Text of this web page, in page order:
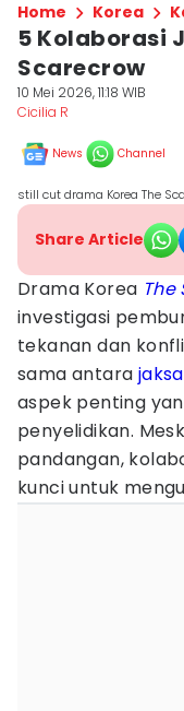
Home Korea
5 Kolaborasi
Scarecrow
10 Mei 2026, 11:18 WIB
Cicilia R
News Channel
still cut drama Korea The
Share Article
Drama Korea
investigasi
tekanan dan
sama antara jaksa
aspek penting
penyelidikan.
pandangan,
kunci untuk